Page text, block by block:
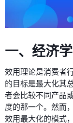
一、经济
效用理论是消费者
的目标是最大化其
者会比较不同产品
度的那一个。然而
效用最大化的模式